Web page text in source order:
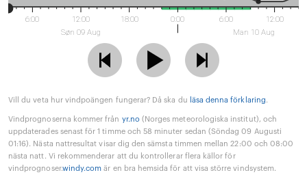
6:00
12:00
Søn 09 Aug
18:00 0:00 6:00
12:00
Man 10 Aug
Vill du veta hur vindpoängen fungerar? Då ska du läsa denna förklaring.
Vindprognoserna kommer från yr.no (Norges meteorologiska institut), och
uppdaterades senast för 1 timme och 58 minuter sedan (Söndag 09 Augusti
01:16). Nästa nattresultat visar dig den sämsta timmen mellan 22:00 och 08:00
nästa natt. Vi rekommenderar att du kontrollerar flera källor för
vindprognoser.windy.com är en bra hemsida för att visa större vindsystem.